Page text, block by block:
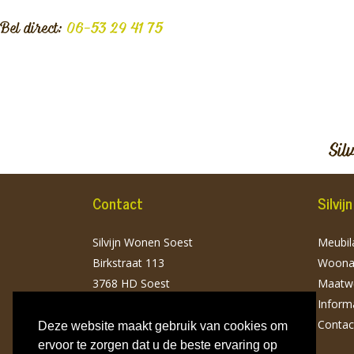
Deze website maakt gebruik van cookies om
ervoor te zorgen dat u de beste ervaring op
Bel direct: 06-53 29 41 75
Contact
Silvijn Wonen Soest
Birkstraat 113
3768 HD Soest
info@silvijnwonen.nl